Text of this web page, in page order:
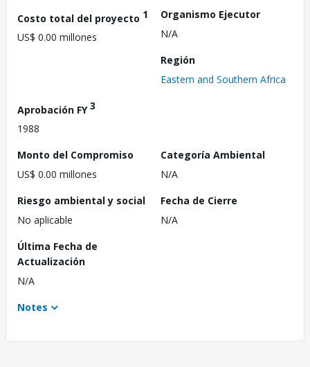
Costo total del proyecto 1
US$ 0.00 millones
Organismo Ejecutor
N/A
Región
Eastern and Southern Africa
Aprobación FY3
1988
Monto del Compromiso
US$ 0.00 millones
Categoría Ambiental
N/A
Riesgo ambiental y social
No aplicable
Fecha de Cierre
N/A
Última Fecha de
Actualización
N/A
Notes